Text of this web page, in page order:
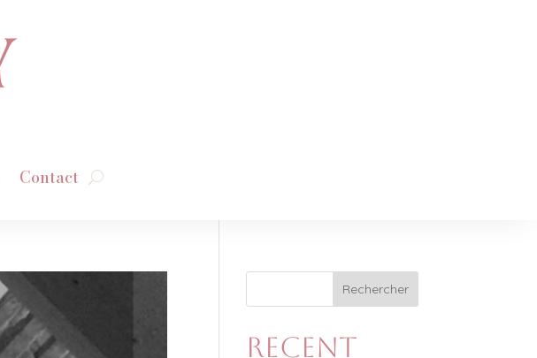
Contact
Rechercher
Recent